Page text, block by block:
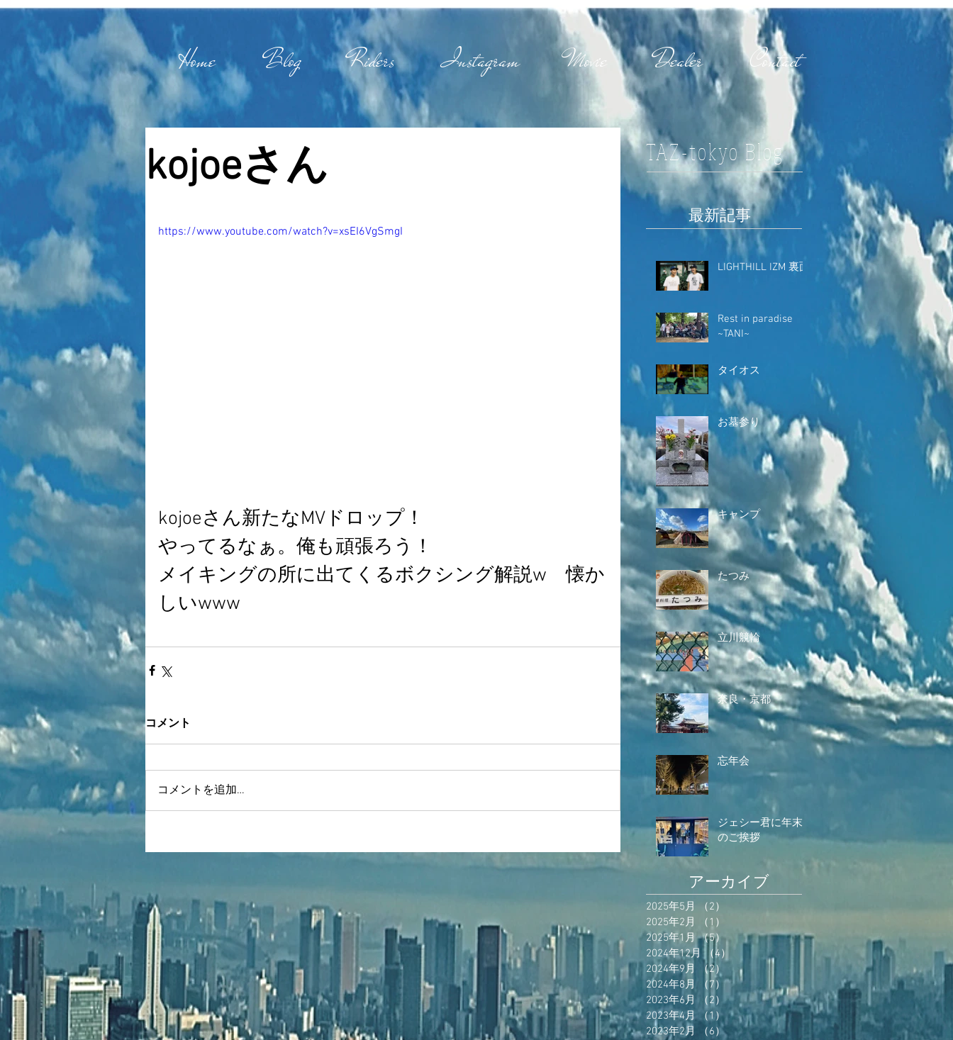
Home Blog Riders Instagram Movie Dealer Contact
kojoeさん
https://www.youtube.com/watch?v=xsEI6VgSmgI
kojoeさん新たなMVドロップ！
やってるなぁ。俺も頑張ろう！
メイキングの所に出てくるボクシング解説w　懐か
しいwww
コメント
コメントを追加…
TAZ-tokyo Blog
最新記事
LIGHTHILL IZM 裏面
Rest in paradise
~TANI~
タイオス
お墓参り
キャンプ
たつみ
立川競輪
奈良・京都
忘年会
ジェシー君に年末
のご挨拶
アーカイブ
2025年5月 （2）
2025年2月
（1）
2025年1月 （5）5件の記事
2024年12月
（4）
4件の記事
2024年9月
（2）
2件の記事
2024年8月
（7） 7件の記事
2023年6月
（2）2件の記事
2023年4月
（1） 1件の記事
2023年2月
（6）6件の記事